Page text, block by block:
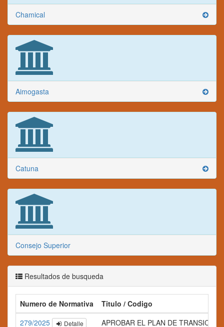
Chamical
Aimogasta
Catuna
Consejo Superior
Resultados de busqueda
Numero de Normativa
Titulo / Codigo
279/2025
Detalle APROBAR EL PLAN DE